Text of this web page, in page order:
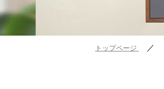
トップページ ／